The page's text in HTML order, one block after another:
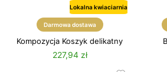
Lokalna kwiaciarnia
Darmowa dostawa
Kompozycja Koszyk delikatny
227,94 zł